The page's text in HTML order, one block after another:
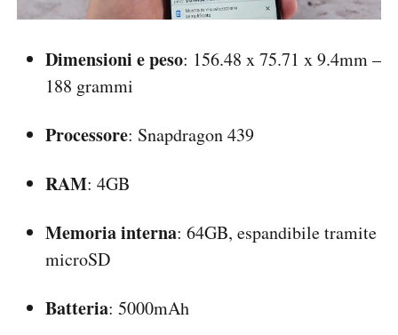
Dimensioni e peso: 156.48 x 75.71 x 9.4mm –
188 grammi
Processore: Snapdragon 439
RAM: 4GB
Memoria interna: 64GB, espandibile tramite
microSD
Batteria: 5000mAh